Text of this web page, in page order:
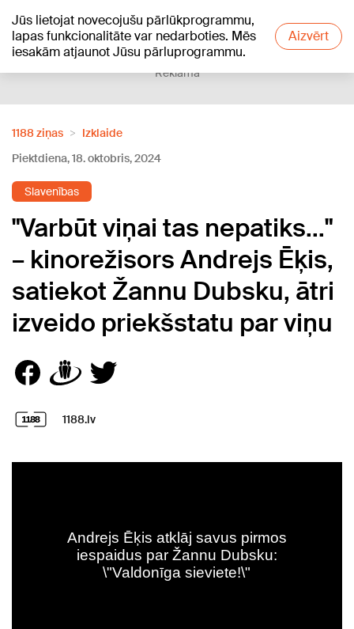
Jūs lietojat novecojušu pārlūkprogrammu,
lapas funkcionalitāte var nedarboties. Mēs
iesakām atjaunot Jūsu pārluprogrammu.
Aizvērt
+26°C
Reklāma
1188 ziņas
Izklaide
Piektdiena, 18. oktobris, 2024
Slavenības
"Varbūt viņai tas nepatiks..."
– kinorežisors Andrejs Ēķis,
satiekot Žannu Dubsku, ātri
izveido priekšstatu par viņu
1188.lv